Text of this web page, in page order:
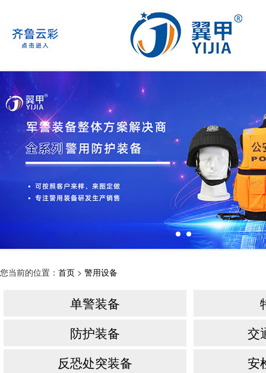
您当前的位置： 首页 > 警用设备
单警装备
防护装备
交
反恐处突装备
安